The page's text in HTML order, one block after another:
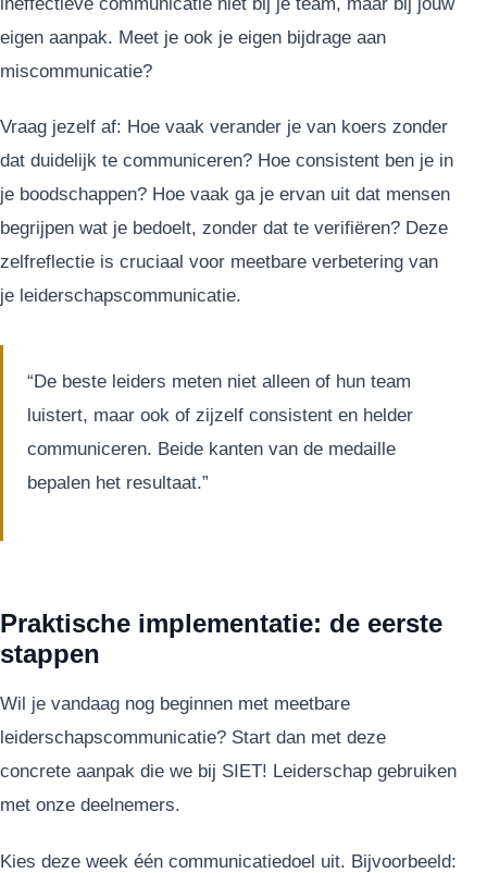
eigen aanpak. Meet je ook je eigen bijdrage aan
miscommunicatie?
Vraag jezelf af: Hoe vaak verander je van koers zonder
dat duidelijk te communiceren? Hoe consistent ben je in
je boodschappen? Hoe vaak ga je ervan uit dat mensen
begrijpen wat je bedoelt, zonder dat te verifiëren? Deze
zelfreflectie is cruciaal voor meetbare verbetering van
je leiderschapscommunicatie.
“De beste leiders meten niet alleen of hun team
luistert, maar ook of zijzelf consistent en helder
communiceren. Beide kanten van de medaille
bepalen het resultaat.”
Praktische implementatie: de eerste
stappen
Wil je vandaag nog beginnen met meetbare
leiderschapscommunicatie? Start dan met deze
concrete aanpak die we bij SIET! Leiderschap gebruiken
met onze deelnemers.
Kies deze week één communicatiedoel uit. Bijvoorbeeld: